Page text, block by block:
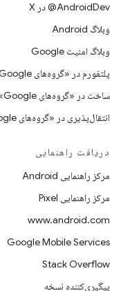
‫‎@AndroidDev در X
وبلاگ Android
وبلاگ امنیت Google
پلتفورم در «گروه‌های Google»
ساخت در «گروه‌های Google»
انتقال‌پذیری در «گروه‌های Google»
دریافت راهنمایی
مرکز راهنمایی Android
مرکز راهنمایی Pixel
www.android.com
Google Mobile Services
Stack Overflow
پیگیری‌کننده نسخه